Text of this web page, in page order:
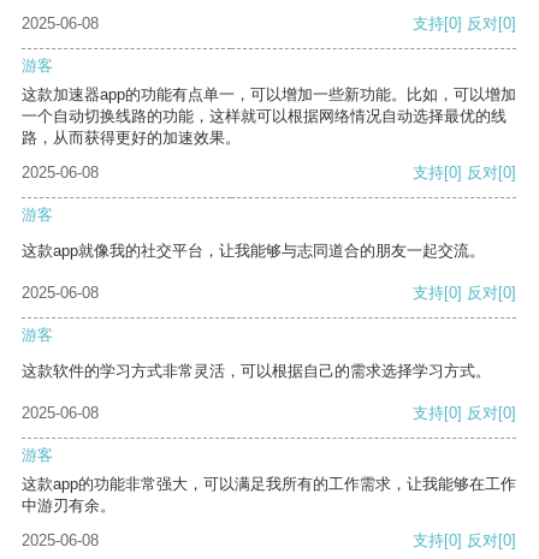
2025-06-08 支持[0] 反对[0]
游客
这款加速器app的功能有点单一，可以增加一些新功能。比如，可以增加
一个自动切换线路的功能，这样就可以根据网络情况自动选择最优的线
路，从而获得更好的加速效果。
2025-06-08
支持[0] 反对[0]
游客
这款app就像我的社交平台，让我能够与志同道合的朋友一起交流。
2025-06-08 支持[0] 反对[0]
游客
这款软件的学习方式非常灵活，可以根据自己的需求选择学习方式。
2025-06-08 支持[0] 反对[0]
游客
这款app的功能非常强大，可以满足我所有的工作需求，让我能够在工作
中游刃有余。
2025-06-08
支持[0] 反对[0]